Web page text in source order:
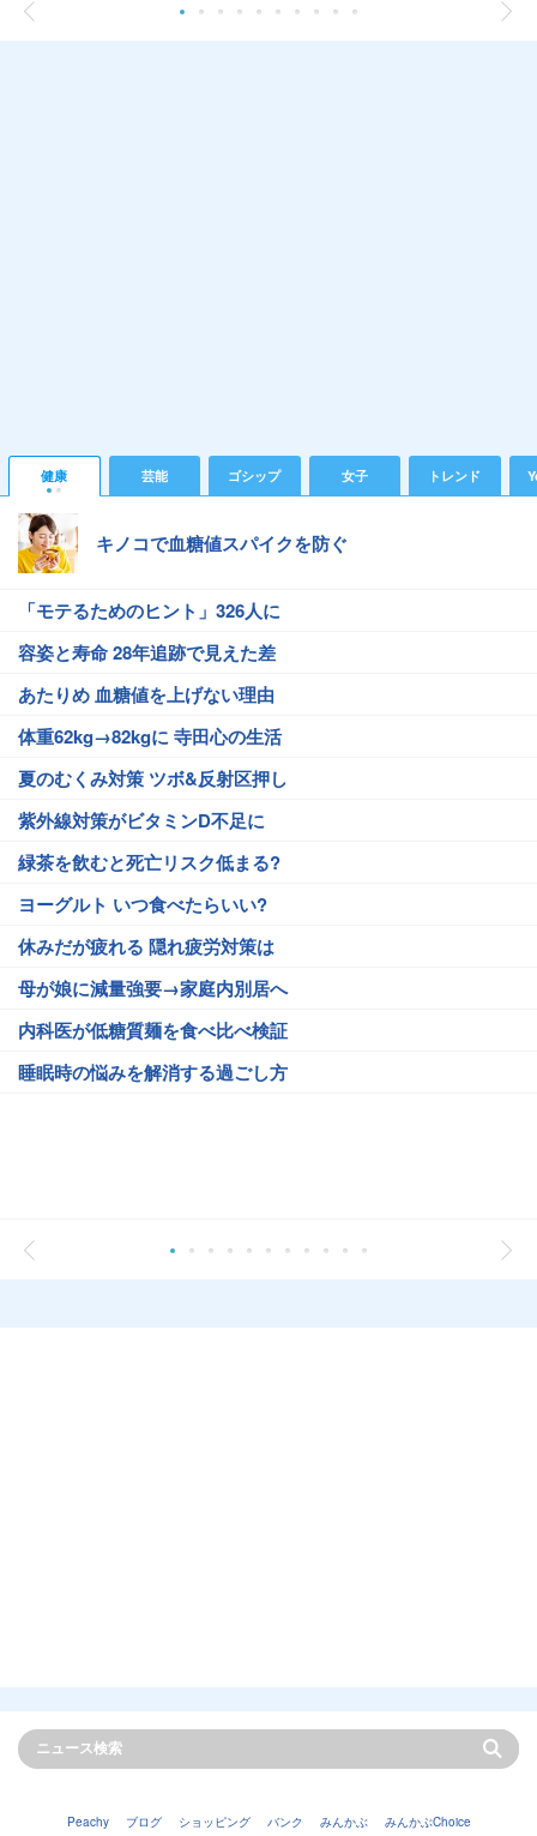
健康 芸能 ゴシップ 女子 トレンド
キノコで血糖値スパイクを防ぐ
「モテるためのヒント」326人に
容姿と寿命 28年追跡で見えた差
あたりめ 血糖値を上げない理由
体重62kg→82kgに 寺田心の生活
夏のむくみ対策 ツボ&反射区押し
紫外線対策がビタミンD不足に
緑茶を飲むと死亡リスク低まる?
ヨーグルト いつ食べたらいい?
休みだが疲れる 隠れ疲労対策は
母が娘に減量強要→家庭内別居へ
内科医が低糖質麺を食べ比べ検証
睡眠時の悩みを解消する過ごし方
Peachy ブログ ショッピング バンク みんかぶ みんかぶChoice